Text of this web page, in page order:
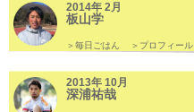
2014年 2月
板山学
＞毎日ごはん ＞プロフィール
2013年 10月
深浦祐哉